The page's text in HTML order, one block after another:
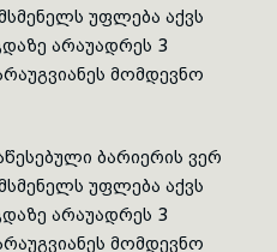
უფლება აქვს
არაუადრეს 3
მომდევნო
ბარიერის ვერ
უფლება აქვს
არაუადრეს 3
მომდევნო